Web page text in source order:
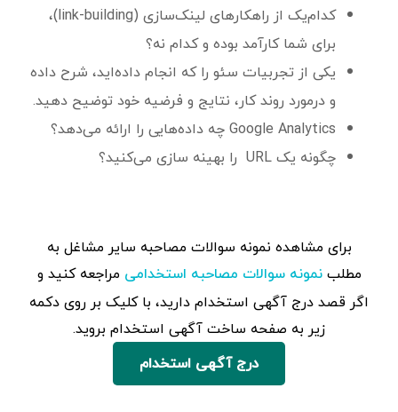
کدام‌یک از راهکارهای لینک‌سازی (link-building)،
برای شما کارآمد بوده و کدام‌ نه؟
یکی از تجربیات سئو را که انجام داده‌اید، شرح داده
و درمورد روند کار، نتایج و فرضیه‌ خود توضیح دهید.
Google Analytics چه داده‌هایی را ارائه می‌دهد؟
چگونه یک URL را بهینه سازی می‌کنید؟
برای مشاهده‌ نمونه سوالات مصاحبه سایر مشاغل به
مطلبنمونه سوالات مصاحبه استخدامی مراجعه کنید و
اگر قصد درج آگهی استخدام دارید، با کلیک بر روی دکمه
زیر به صفحه ساخت آگهی استخدام بروید.
درج آگهی استخدام